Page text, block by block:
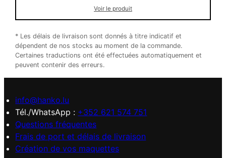
initial
était :
actuel
est :
Voir le produit
* Les délais de livraison sont donnés à titre indicatif et
dépendent de nos stocks au moment de la commande.
Certaines traductions ont été effectuées automatiquement et
peuvent contenir des erreurs.
info@hanko.lu
Tél./WhatsApp : +352 621 574 751
Questions fréquentes
Frais de port et délais de livraison
Création de vos maquettes